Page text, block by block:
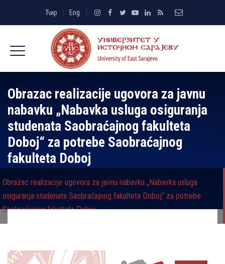
Ћир Eng
Obrazac realizacije ugovora za javnu
nabavku „Nabavka usluga osiguranja
studenata Saobraćajnog fakulteta
Doboj“ za potrebe Saobraćajnog
fakulteta Doboj
Obrazac realizacije ugovora za javnu nabavku „Nabavka usluga
osiguranja studenata Saobraćajnog fakulteta Doboj“ za potrebe
Saobraćajnog fakulteta Doboj